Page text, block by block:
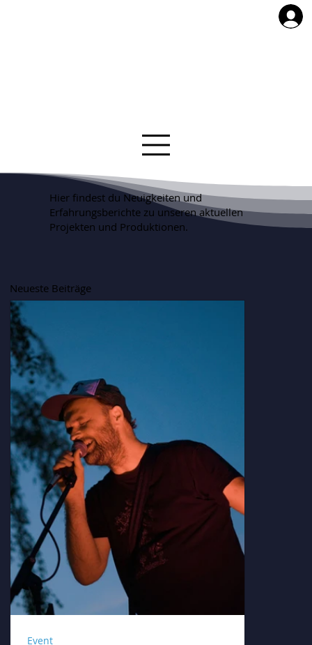
Neueste Beiträge
Event
Hier findest du Neuigkeiten und
Erfahrungsberichte zu unseren aktuellen
Projekten und Produktionen.